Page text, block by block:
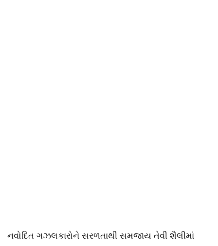
નવોદિત ગઝલકારોને સરળતાથી સમજાય તેવી શૈલીમાં